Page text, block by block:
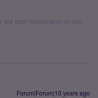
een moderator er om
Forum|Forum|10 years ago